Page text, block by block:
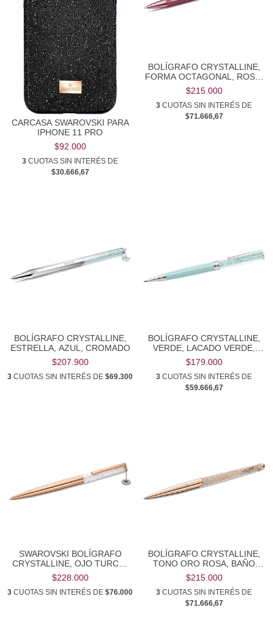
CARCASA SWAROVSKI PARA
IPHONE 11 PRO
$92.000
3 CUOTAS SIN INTERÉS DE
$30.666,67
BOLÍGRAFO CRYSTALLINE,
FORMA OCTAGONAL, ROSA,
LACADO ROSA
$215.000
3 CUOTAS SIN INTERÉS DE
$71.666,67
BOLÍGRAFO CRYSTALLINE,
ESTRELLA, AZUL, CROMADO
$207.900
3 CUOTAS SIN INTERÉS DE $69.300
BOLÍGRAFO CRYSTALLINE,
VERDE, LACADO VERDE,
CROMADO
$179.000
3 CUOTAS SIN INTERÉS DE
$59.666,67
SWAROVSKI BOLÍGRAFO
CRYSTALLINE, OJO TURCO,
TONO ORO ROSA, BAÑO
TONO ORO ROSA
$228.000
3 CUOTAS SIN INTERÉS DE $76.000
BOLÍGRAFO CRYSTALLINE,
TONO ORO ROSA, BAÑO
TONO ORO ROSA
$215.000
3 CUOTAS SIN INTERÉS DE
$71.666,67